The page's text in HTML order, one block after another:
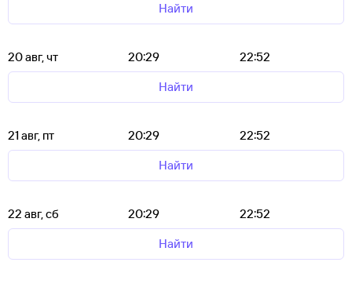
Найти
20 авг, чт 20:29
22:52
Найти
21 авг, пт 20:29
22:52
Найти
22 авг, сб 20:29
22:52
Найти